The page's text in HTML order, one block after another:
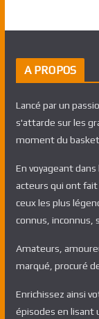
A PROPOS
Lancé par un
s'attarde sur les
moment du
En voyageant
acteurs qui ont fait
ceux les plus
connus, inconnus,
Amateurs,
marqué, procuré
Enrichissez ainsi
épisodes en